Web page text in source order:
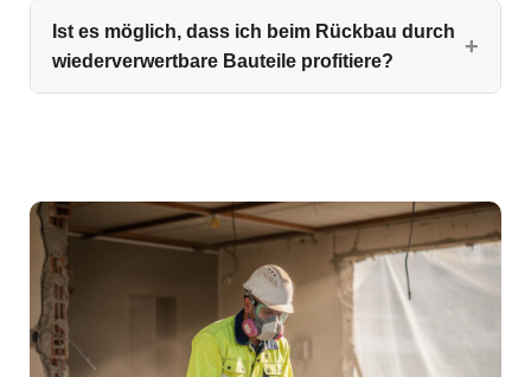
Ist es möglich, dass ich beim Rückbau durch
wiederverwertbare Bauteile profitiere?